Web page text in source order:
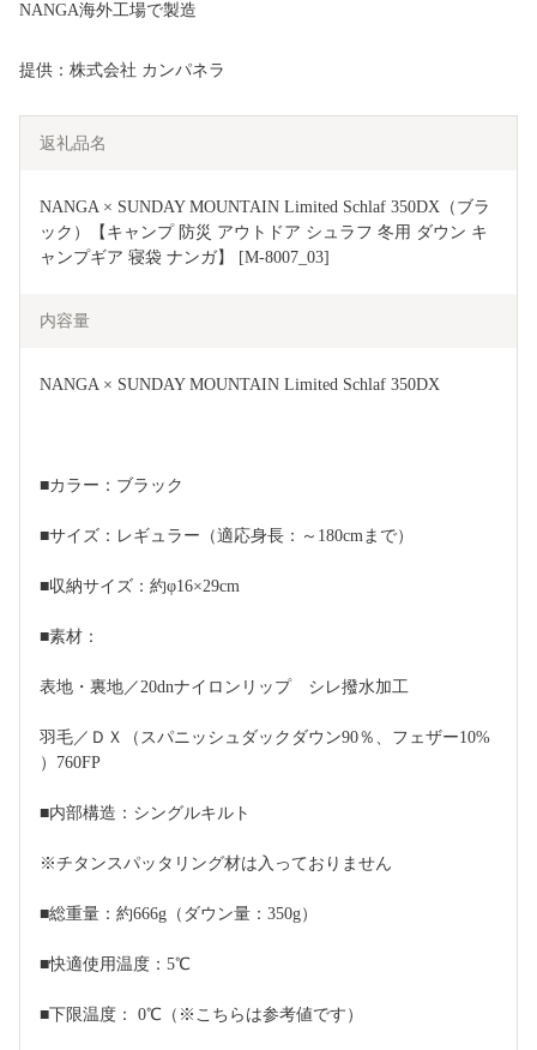
NANGA海外工場で製造
提供：株式会社 カンパネラ
返礼品名
NANGA × SUNDAY MOUNTAIN Limited Schlaf 350DX（ブラ
ック）【キャンプ 防災 アウトドア シュラフ 冬用 ダウン キ
ャンプギア 寝袋 ナンガ】 [M-8007_03]
内容量
NANGA × SUNDAY MOUNTAIN Limited Schlaf 350DX
■カラー：ブラック
■サイズ：レギュラー（適応身長：～180cmまで）
■収納サイズ：約φ16×29cm
■素材：
表地・裏地／20dnナイロンリップ　シレ撥水加工
羽毛／ＤＸ（スパニッシュダックダウン90％、フェザー10%
）760FP
■内部構造：シングルキルト
※チタンスパッタリング材は入っておりません
■総重量：約666g（ダウン量：350g）
■快適使用温度：5℃
■下限温度： 0℃（※こちらは参考値です）